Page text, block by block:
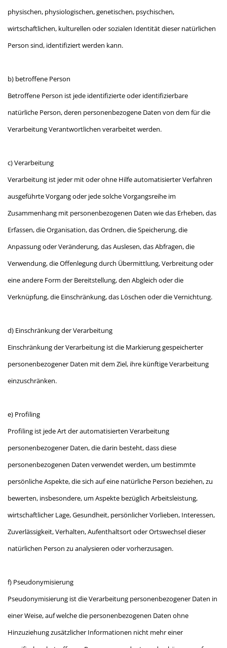
physischen, physiologischen, genetischen, psychischen,
wirtschaftlichen, kulturellen oder sozialen Identität dieser natürlichen
Person sind, identifiziert werden kann.
b) betroffene Person
Betroffene Person ist jede identifizierte oder identifizierbare
natürliche Person, deren personenbezogene Daten von dem für die
Verarbeitung Verantwortlichen verarbeitet werden.
c) Verarbeitung
Verarbeitung ist jeder mit oder ohne Hilfe automatisierter Verfahren
ausgeführte Vorgang oder jede solche Vorgangsreihe im
Zusammenhang mit personenbezogenen Daten wie das Erheben, das
Erfassen, die Organisation, das Ordnen, die Speicherung, die
Anpassung oder Veränderung, das Auslesen, das Abfragen, die
Verwendung, die Offenlegung durch Übermittlung, Verbreitung oder
eine andere Form der Bereitstellung, den Abgleich oder die
Verknüpfung, die Einschränkung, das Löschen oder die Vernichtung.
d) Einschränkung der Verarbeitung
Einschränkung der Verarbeitung ist die Markierung gespeicherter
personenbezogener Daten mit dem Ziel, ihre künftige Verarbeitung
einzuschränken.
e) Profiling
Profiling ist jede Art der automatisierten Verarbeitung
personenbezogener Daten, die darin besteht, dass diese
personenbezogenen Daten verwendet werden, um bestimmte
persönliche Aspekte, die sich auf eine natürliche Person beziehen, zu
bewerten, insbesondere, um Aspekte bezüglich Arbeitsleistung,
wirtschaftlicher Lage, Gesundheit, persönlicher Vorlieben, Interessen,
Zuverlässigkeit, Verhalten, Aufenthaltsort oder Ortswechsel dieser
natürlichen Person zu analysieren oder vorherzusagen.
f) Pseudonymisierung
Pseudonymisierung ist die Verarbeitung personenbezogener Daten in
einer Weise, auf welche die personenbezogenen Daten ohne
Hinzuziehung zusätzlicher Informationen nicht mehr einer